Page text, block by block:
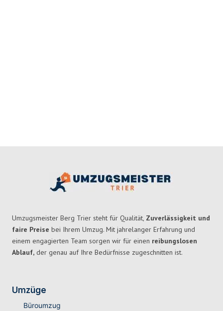
Umzugsmeister Berg Trier steht für Qualität, Zuverlässigkeit und
faire Preise bei Ihrem Umzug. Mit jahrelanger Erfahrung und
einem engagierten Team sorgen wir für einen reibungslosen
Ablauf, der genau auf Ihre Bedürfnisse zugeschnitten ist.
Umzüge
Büroumzug